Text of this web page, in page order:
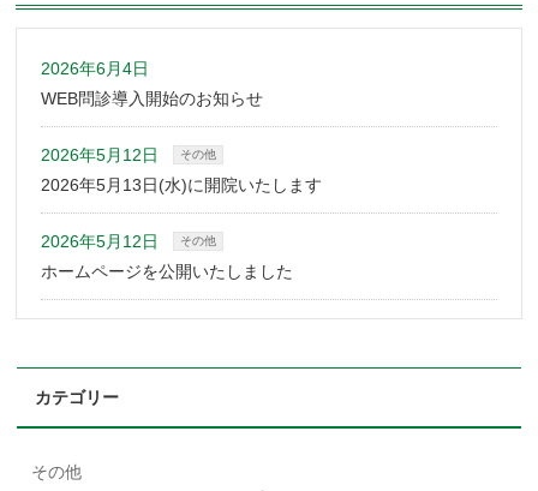
2026年6月4日
WEB問診導入開始のお知らせ
2026年5月12日 その他
2026年5月13日(水)に開院いたします
2026年5月12日 その他
ホームページを公開いたしました
カテゴリー
その他